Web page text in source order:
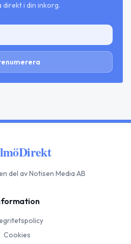
direkt i din inkorg.
del av Notisen Media AB
Cookies